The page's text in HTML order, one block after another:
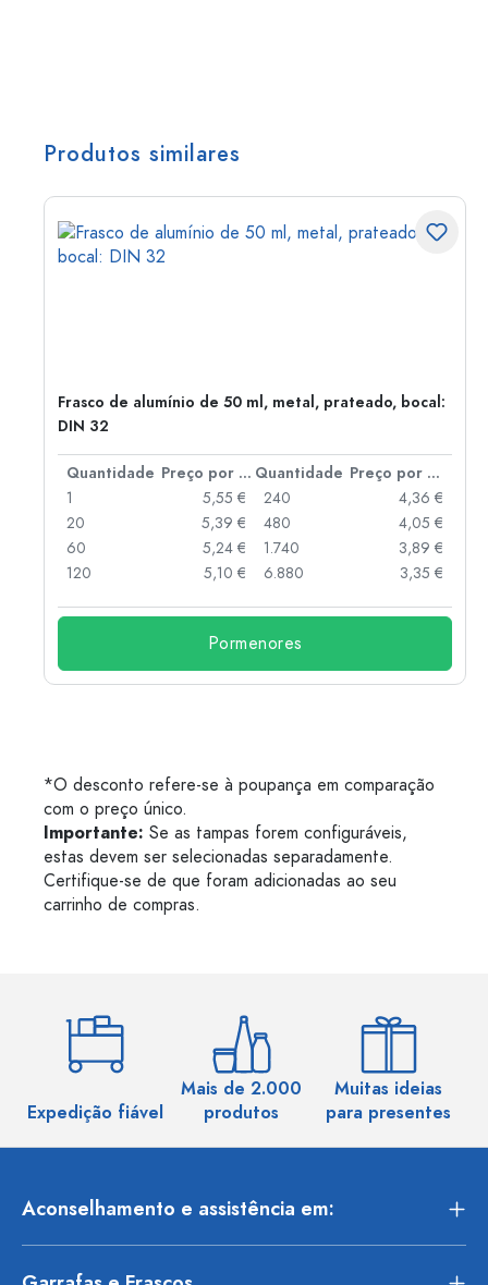
Produtos similares
Frasco de alumínio de 50 ml, metal, prateado, bocal:
DIN 32
Quantidade Preço por peça Quantidade
Preço por peça
1
5,55 €
20
5,39 €
60
5,24 €
120
5,10 €
240
4,36 €
480
4,05 €
1.740
3,89 €
6.880
3,35 €
Pormenores
*O desconto refere-se à poupança em comparação
com o preço único.
Importante: Se as tampas forem configuráveis,
estas devem ser selecionadas separadamente.
Certifique-se de que foram adicionadas ao seu
carrinho de compras.
Expedição fiável
Mais de 2.000
produtos
Muitas ideias
para presentes
Aconselhamento e assistência em: